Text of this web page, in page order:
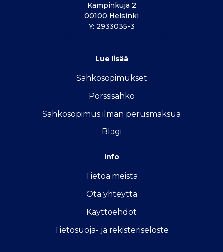
Kampinkuja 2
00100 Helsinki
Y: 2933035-3
Lue lisää
Sähkösopimukset
Pörssisähkö
Sähkösopimus ilman perusmaksua
Blogi
Info
Tietoa meistä
Ota yhteyttä
Käyttöehdot
Tietosuoja- ja rekisteriseloste